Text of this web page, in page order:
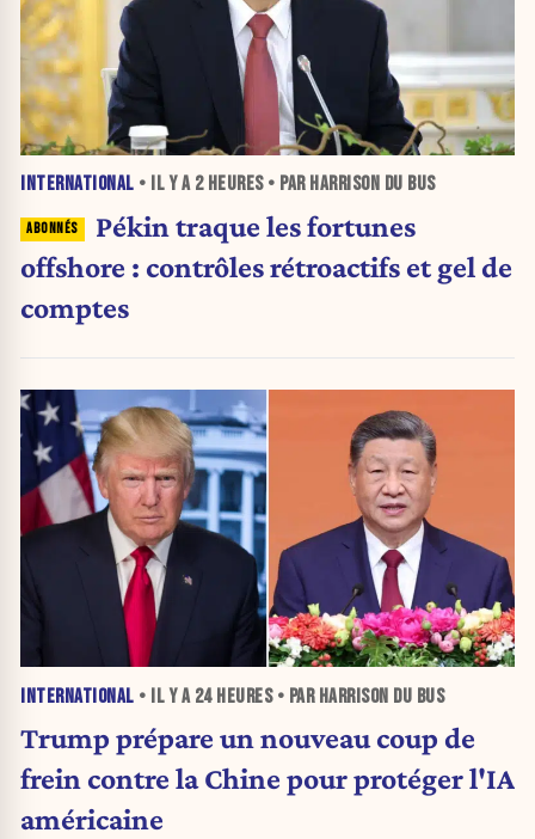
INTERNATIONAL • IL Y A 2 HEURES• PAR HARRISON DU BUS
Pékin traque les fortunes
offshore : contrôles rétroactifs et gel de
comptes
INTERNATIONAL • IL Y A 24 HEURES• PAR HARRISON DU BUS
Trump prépare un nouveau coup de
frein contre la Chine pour protéger l'IA
américaine